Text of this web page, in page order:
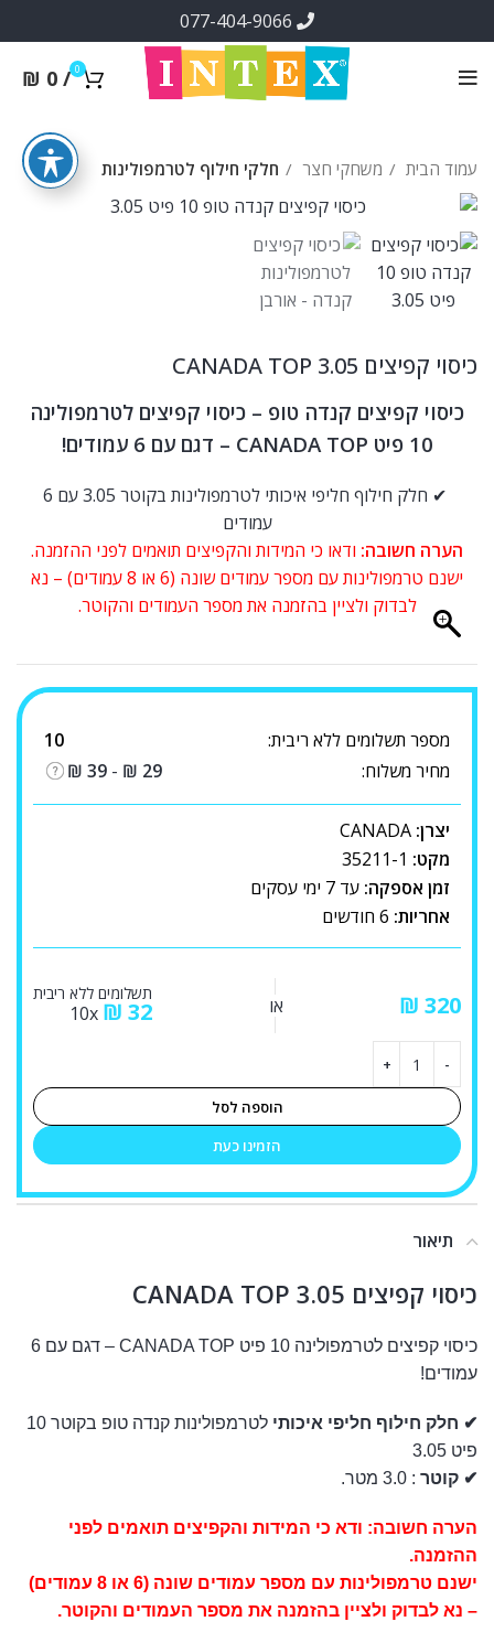
0
/
₪ 0
עמוד הבית משחקי חצר חלקי חילוף לטרמפולינות
כיסוי קפיצים CANADA TOP 3.05
כיסוי קפיצים קנדה טופ – כיסוי קפיצים לטרמפולינה
10 פיט CANADA TOP – דגם עם 6 עמודים!
✔ חלק חילוף חליפי איכותי לטרמפולינות בקוטר 3.05 עם 6
עמודים
הערה חשובה: ודאו כי המידות והקפיצים תואמים לפני ההזמנה.
ישנם טרמפולינות עם מספר עמודים שונה (6 או 8 עמודים) – נא
לבדוק ולציין בהזמנה את מספר העמודים והקוטר.
מספר תשלומים ללא ריבית:
10
מחיר משלוח:
₪ 29
-
₪ 39
יצרן: CANADA
מקט: 35211-1
זמן אספקה: עד 7 ימי עסקים
אחריות: 6 חודשים
₪ או
תשלומים ללא ריבית
₪ 32
הוספה לסל
הזמינו כעת
תיאור
כיסוי קפיצים CANADA TOP 3.05
כיסוי קפיצים לטרמפולינה 10 פיט CANADA TOP – דגם עם 6
עמודים!
✔ חלק חילוף חליפי איכותי
לטרמפולינות קנדה טופ בקוטר 10
פיט 3.05
✔ קוטר : 3.0 מטר.
הערה חשובה: ודא כי המידות והקפיצים תואמים לפני
ההזמנה.
ישנם טרמפולינות עם מספר עמודים שונה (6 או 8 עמודים)
– נא לבדוק ולציין בהזמנה את מספר העמודים והקוטר.